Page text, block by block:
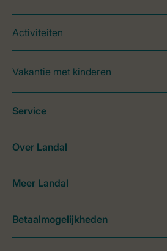
Activiteiten
Vakantie met kinderen
Service
Over Landal
Meer Landal
Betaalmogelijkheden